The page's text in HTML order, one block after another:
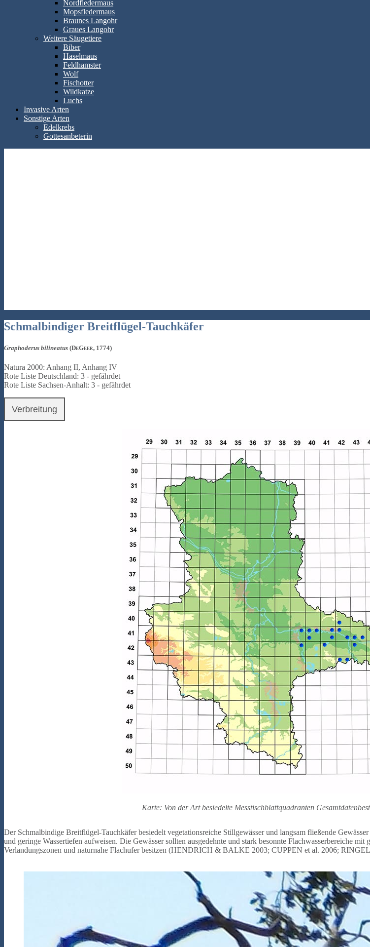
Nordfledermaus
Mopsfledermaus
Braunes Langohr
Graues Langohr
Weitere Säugetiere
Biber
Haselmaus
Feldhamster
Wolf
Fischotter
Wildkatze
Luchs
Invasive Arten
Sonstige Arten
Edelkrebs
Gottesanbeterin
Schmalbindiger Breitflügel-Tauchkäfer
Graphoderus bilineatus (DeGeer, 1774)
Natura 2000: Anhang II, Anhang IV
Rote Liste Deutschland: 3 - gefährdet
Rote Liste Sachsen-Anhalt: 3 - gefährdet
Verbreitung
Karte: Von der Art besiedelte Messtischblattquadranten
Der Schmalbindige Breitflügel-Tauchkäfer besiedelt vegetationsreiche Stillgewässer und langsam fließende
und geringe Wassertiefen aufweisen. Die Gewässer sollten ausgedehnte und stark besonnte Flachwasserbereiche
Verlandungszonen und naturnahe Flachufer besitzen (HENDRICH & BALKE 2003; CUPPEN et al. 2006;